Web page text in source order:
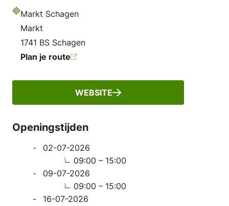
Markt Schagen
Markt
1741 BS Schagen
Plan je route
WEBSITE
Openingstijden
02-07-2026
09:00 – 15:00
09-07-2026
09:00 – 15:00
16-07-2026